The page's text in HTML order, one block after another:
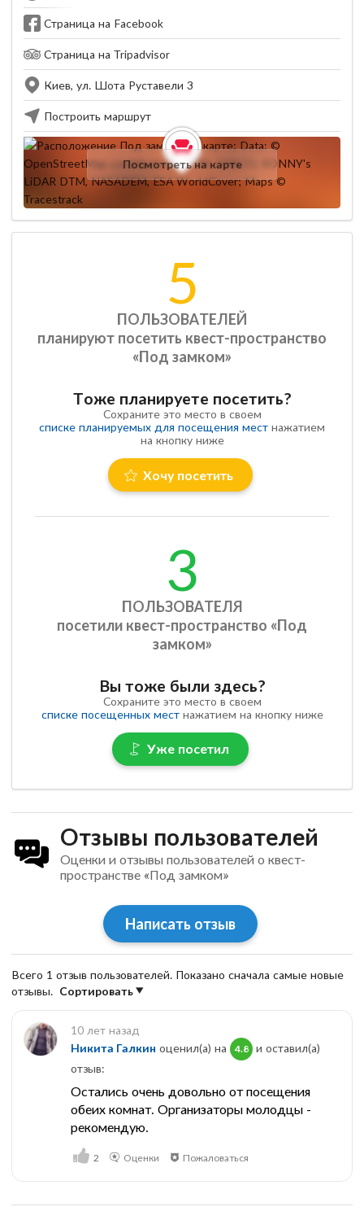
Страница на Facebook
Страница на Tripadvisor
Киев, ул. Шота Руставели 3
Построить маршрут
Посмотреть на карте
5
ПОЛЬЗОВАТЕЛЕЙ
планируют посетить квест-пространство
«Под замком»
Тоже планируете посетить?
Сохраните это место в своем
списке планируемых для посещения мест нажатием
на кнопку ниже
Хочу посетить
3
ПОЛЬЗОВАТЕЛЯ
посетили квест-пространство «Под
замком»
Вы тоже были здесь?
Сохраните это место в своем
списке посещенных местнажатием на кнопку ниже
Уже посетил
Отзывы пользователей
Оценки и отзывы пользователей о квест-
пространстве «Под замком»
Написать отзыв
Всего 1 отзыв пользователей. Показано сначала самые новые
отзывы. Сортировать
10 лет назад
Никита Галкин оценил(а) на 4.8
и оставил(a)
отзыв:
Остались очень довольно от посещения
обеих комнат. Организаторы молодцы -
рекомендую.
2 Оценки Пожаловаться